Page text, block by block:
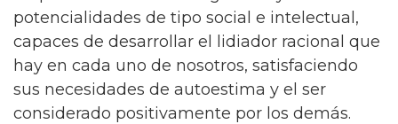
potencialidades de tipo social e intelectual,
capaces de desarrollar el lidiador racional que
hay en cada uno de nosotros, satisfaciendo
sus necesidades de autoestima y el ser
considerado positivamente por los demás.